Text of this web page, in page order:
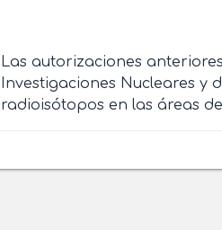
Las autorizaciones
Investigaciones Nucleares y
radioisótopos en las áreas